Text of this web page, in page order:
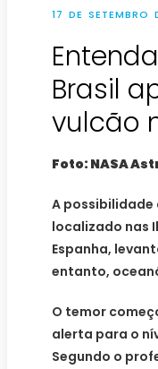
17 DE SETEMBRO
Brasil
vulcão
Foto: NASA
A possibilidade
localizado nas
Espanha,
entanto,
O temor
alerta para o
Segundo o